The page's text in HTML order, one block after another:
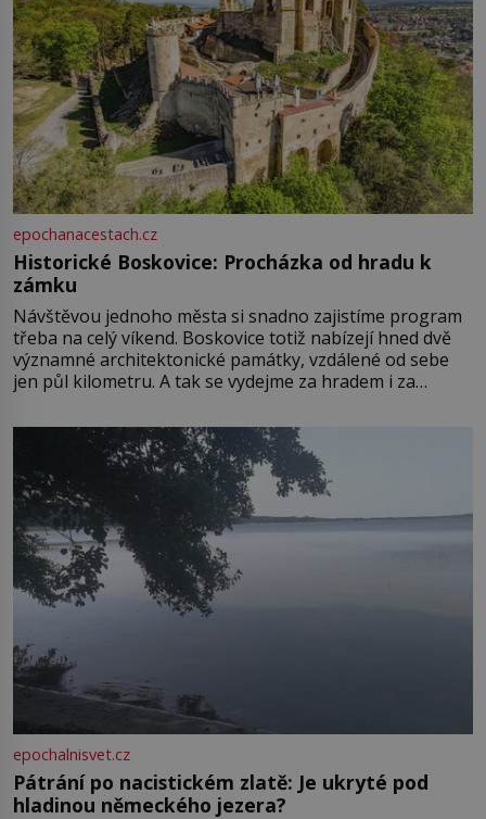
epochanacestach.cz
Historické Boskovice: Procházka od hradu k
zámku
Návštěvou jednoho města si snadno zajistíme program
třeba na celý víkend. Boskovice totiž nabízejí hned dvě
významné architektonické památky, vzdálené od sebe
jen půl kilometru. A tak se vydejme za hradem i za
Boskovice na okraji Drahanské vrchoviny vznikla někdy
ve13. století, a už v roce 1313 kronikáři zaznamenali
epochalnisvet.cz
Pátrání po nacistickém zlatě: Je ukryté pod
hladinou německého jezera?